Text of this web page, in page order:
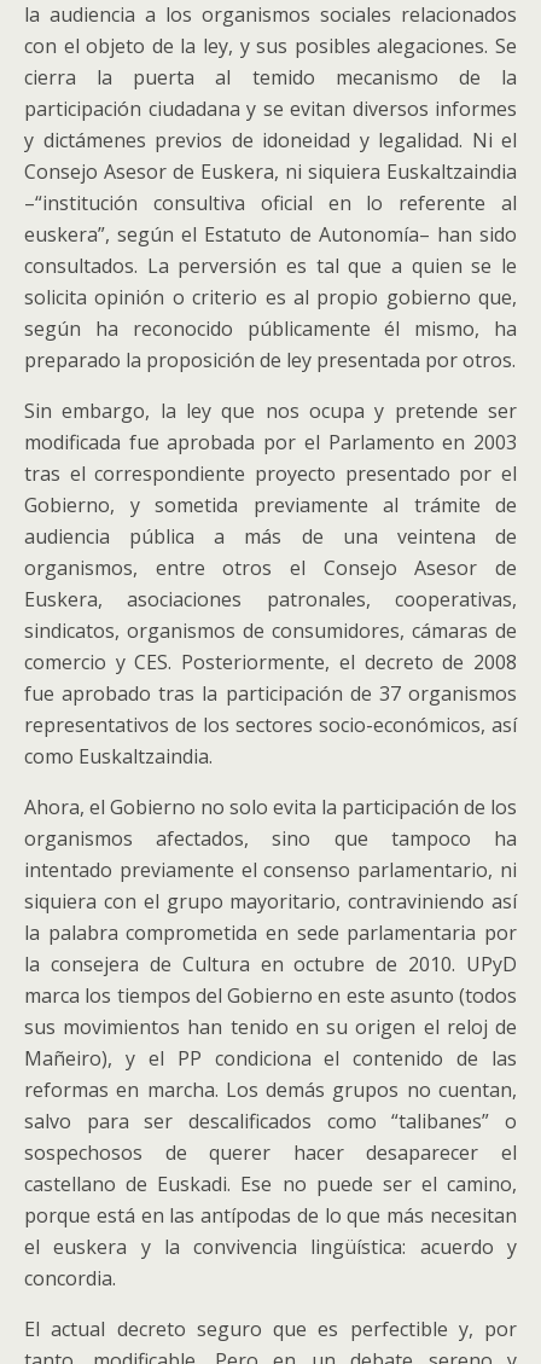
la audiencia a los organismos sociales relacionados
con el objeto de la ley, y sus posibles alegaciones. Se
cierra la puerta al temido mecanismo de la
participación ciudadana y se evitan diversos informes
y dictámenes previos de idoneidad y legalidad. Ni el
Consejo Asesor de Euskera, ni siquiera Euskaltzaindia
–“institución consultiva oficial en lo referente al
euskera”, según el Estatuto de Autonomía– han sido
consultados. La perversión es tal que a quien se le
solicita opinión o criterio es al propio gobierno que,
según ha reconocido públicamente él mismo, ha
preparado la proposición de ley presentada por otros.
Sin embargo, la ley que nos ocupa y pretende ser
modificada fue aprobada por el Parlamento en 2003
tras el correspondiente proyecto presentado por el
Gobierno, y sometida previamente al trámite de
audiencia pública a más de una veintena de
organismos, entre otros el Consejo Asesor de
Euskera, asociaciones patronales, cooperativas,
sindicatos, organismos de consumidores, cámaras de
comercio y CES. Posteriormente, el decreto de 2008
fue aprobado tras la participación de 37 organismos
representativos de los sectores socio-económicos, así
como Euskaltzaindia.
Ahora, el Gobierno no solo evita la participación de los
organismos afectados, sino que tampoco ha
intentado previamente el consenso parlamentario, ni
siquiera con el grupo mayoritario, contraviniendo así
la palabra comprometida en sede parlamentaria por
la consejera de Cultura en octubre de 2010. UPyD
marca los tiempos del Gobierno en este asunto (todos
sus movimientos han tenido en su origen el reloj de
Mañeiro), y el PP condiciona el contenido de las
reformas en marcha. Los demás grupos no cuentan,
salvo para ser descalificados como “talibanes” o
sospechosos de querer hacer desaparecer el
castellano de Euskadi. Ese no puede ser el camino,
porque está en las antípodas de lo que más necesitan
el euskera y la convivencia lingüística: acuerdo y
concordia.
El actual decreto seguro que es perfectible y, por